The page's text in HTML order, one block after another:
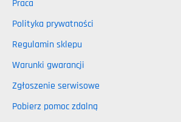
Praca
Polityka prywatności
Regulamin sklepu
Warunki gwarancji
Zgłoszenie serwisowe
Pobierz pomoc zdalną